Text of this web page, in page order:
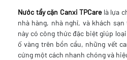
Nước tẩy cặn Canxi TPCare là lựa
nhà hàng, nhà nghỉ, và khách
này có công thức đặc biệt giúp
ố vàng trên bồn cầu, những vết
cứng một cách nhanh chóng và